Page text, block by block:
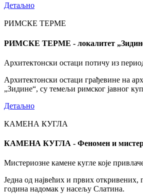
Детаљно
РИМСКЕ ТЕРМЕ
РИМСКЕ ТЕРМЕ - локалитет
Архитектонски остаци потичу из
Архитектонски остаци грађевине на
„Зидине“, су темељи римског јавног
Детаљно
КАМЕНА КУГЛА
КАМЕНА КУГЛА - Феномен и
Мистериозне камене кугле које
Једна од највећих и првих откривених,
година надомак у насељу Слатина.